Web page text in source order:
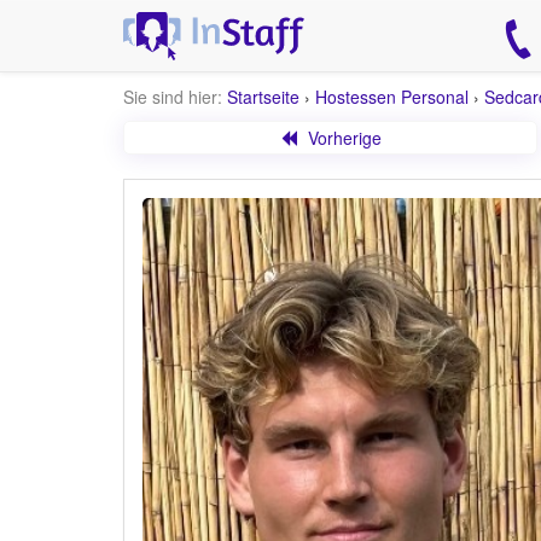
Sie sind hier: Startseite › Hostessen Personal ›
Vorherige